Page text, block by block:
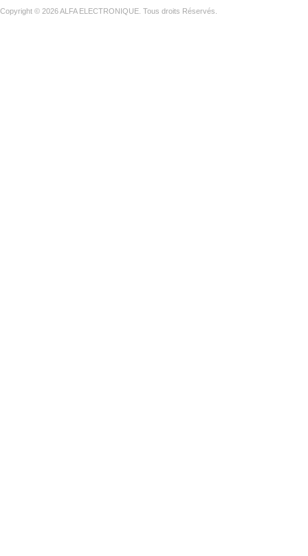
Copyright © 2026 ALFA ELECTRONIQUE. Tous droits Réservés.